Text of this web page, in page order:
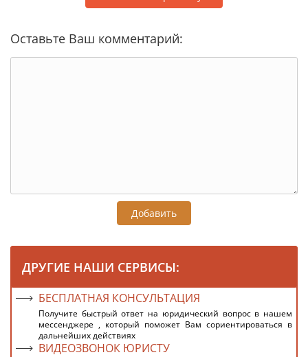
Оставьте Ваш комментарий:
Добавить
ДРУГИЕ НАШИ СЕРВИСЫ:
БЕСПЛАТНАЯ КОНСУЛЬТАЦИЯ
Получите быстрый ответ на юридический вопрос в нашем
мессенджере , который поможет Вам сориентироваться в
дальнейших действиях
ВИДЕОЗВОНОК ЮРИСТУ